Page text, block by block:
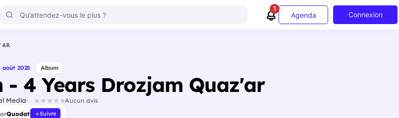
1
Agenda Connexion
août 2025 Album
- 4 Years Drozjam Quaz'ar
Media Aucun avis
Quodat Suivre